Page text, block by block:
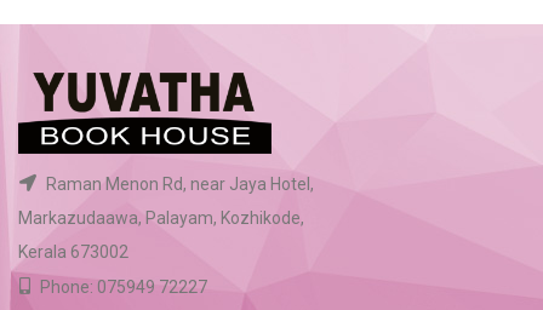
Raman Menon Rd, near Jaya Hotel,
Markazudaawa, Palayam, Kozhikode,
Kerala 673002
Phone: 075949 72227